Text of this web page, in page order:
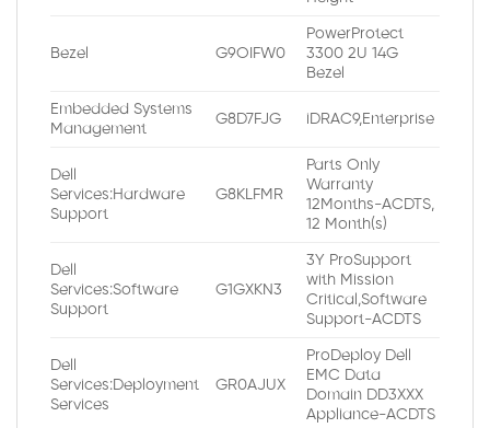
Bezel G9OIFW0
PowerProtect
3300 2U 14G
Bezel
Embedded Systems
Management
G8D7FJG iDRAC9,Enterprise
Dell
Services:Hardware
Support
G8KLFMR
Parts Only
Warranty
12Months-ACDTS,
12 Month(s)
Dell
Services:Software
Support
G1GXKN3
3Y ProSupport
with Mission
Critical,Software
Support-ACDTS
Dell
Services:Deployment
Services
GR0AJUX
ProDeploy Dell
EMC Data
Domain DD3XXX
Appliance-ACDTS